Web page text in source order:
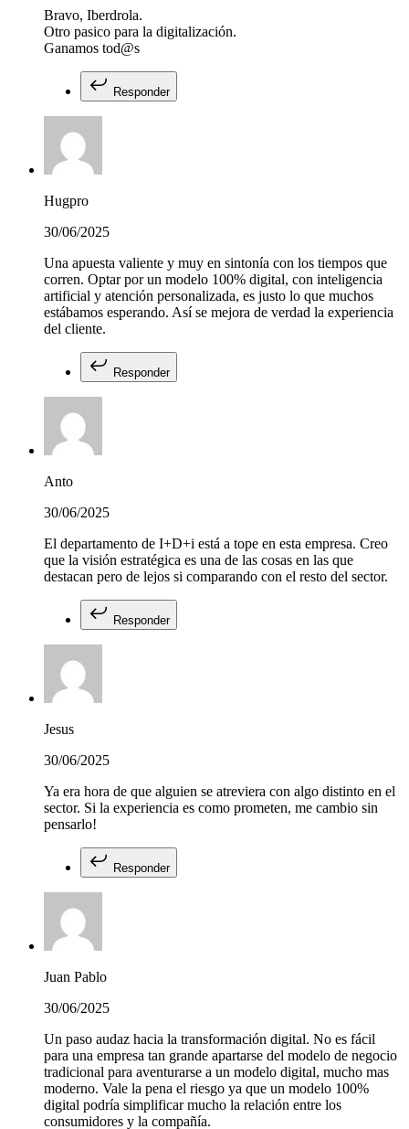
Bravo, Iberdrola.
Otro pasico para la digitalización.
Ganamos tod@s
Responder
Hugpro
30/06/2025
Una apuesta valiente y muy en sintonía con los tiempos que
corren. Optar por un modelo 100% digital, con inteligencia
artificial y atención personalizada, es justo lo que muchos
estábamos esperando. Así se mejora de verdad la experiencia
del cliente.
Responder
Anto
30/06/2025
El departamento de I+D+i está a tope en esta empresa. Creo
que la visión estratégica es una de las cosas en las que
destacan pero de lejos si comparando con el resto del sector.
Responder
Jesus
30/06/2025
Ya era hora de que alguien se atreviera con algo distinto en el
sector. Si la experiencia es como prometen, me cambio sin
pensarlo!
Responder
Juan Pablo
30/06/2025
Un paso audaz hacia la transformación digital. No es fácil
para una empresa tan grande apartarse del modelo de negocio
tradicional para aventurarse a un modelo digital, mucho mas
moderno. Vale la pena el riesgo ya que un modelo 100%
digital podría simplificar mucho la relación entre los
consumidores y la compañía.